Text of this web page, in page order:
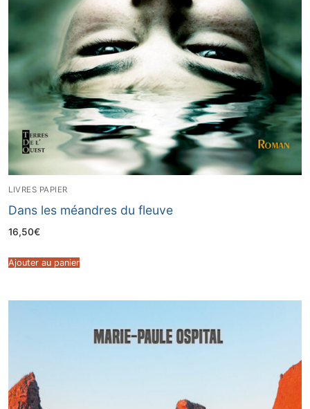
LIVRES PAPIER
Dans les méandres du fleuve
16,50€
Ajouter au panier